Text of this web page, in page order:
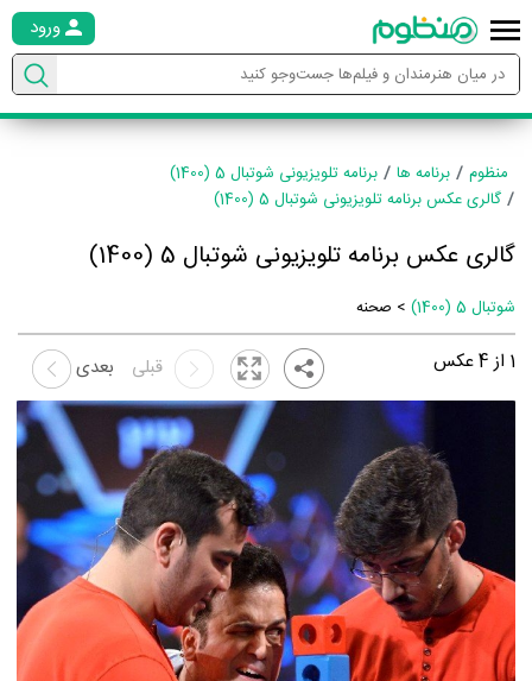
ورود
منظوم برنامه ها
برنامه تلویزیونی شوتبال 5 (1400)
گالری عکس برنامه تلویزیونی شوتبال 5 (1400)
گالری عکس برنامه تلویزیونی شوتبال 5 (1400)
شوتبال 5 (1400) > صحنه
1 از4عکس بعدی قبلی